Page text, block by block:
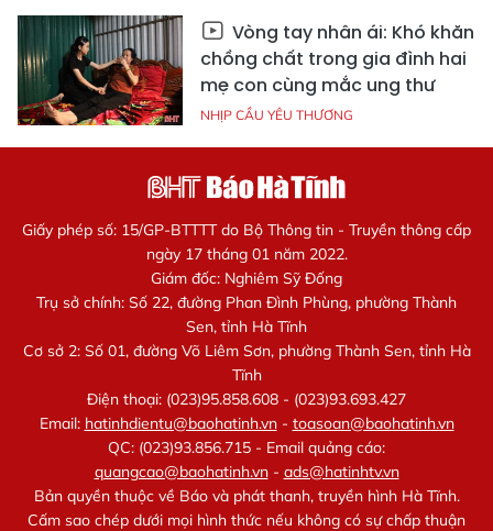
Vòng tay nhân ái: Khó khăn
chồng chất trong gia đình hai
mẹ con cùng mắc ung thư
NHỊP CẦU YÊU THƯƠNG
Giấy phép số: 15/GP-BTTTT do Bộ Thông tin - Truyền thông cấp
ngày 17 tháng 01 năm 2022.
Giám đốc: Nghiêm Sỹ Đống
Trụ sở chính: Số 22, đường Phan Đình Phùng, phường Thành
Sen, tỉnh Hà Tĩnh
Cơ sở 2: Số 01, đường Võ Liêm Sơn, phường Thành Sen, tỉnh Hà
Tĩnh
Điện thoại: (023)95.858.608 - (023)93.693.427
Email: hatinhdientu@baohatinh.vn- toasoan@baohatinh.vn
QC: (023)93.856.715 - Email quảng cáo:
quangcao@baohatinh.vn- ads@hatinhtv.vn
Bản quyền thuộc về Báo và phát thanh, truyền hình Hà Tĩnh.
Cấm sao chép dưới mọi hình thức nếu không có sự chấp thuận